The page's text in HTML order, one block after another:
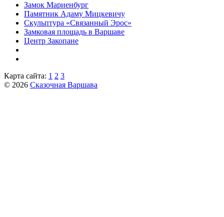
Замок Мариенбург
Памятник Адаму Мицкевичу
Скульптура «Связанный Эрос»
Замковая площадь в Варшаве
Центр Закопане
Карта сайта: 1 2 3
© 2026 Сказочная Варшава